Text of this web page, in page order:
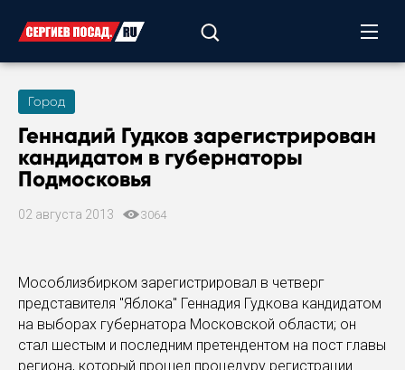
Город
Геннадий Гудков зарегистрирован
кандидатом в губернаторы
Подмосковья
02 августа 2013 3064
Мособлизбирком зарегистрировал в четверг
представителя "Яблока" Геннадия Гудкова кандидатом
на выборах губернатора Московской области; он
стал шестым и последним претендентом на пост главы
региона, который прошел процедуру регистрации.